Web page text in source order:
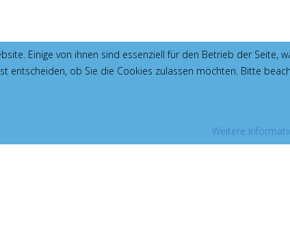
Einige von ihnen sind essenziell für den Betrieb der
entscheiden, ob Sie die Cookies zulassen möchten. Bitte
Weitere